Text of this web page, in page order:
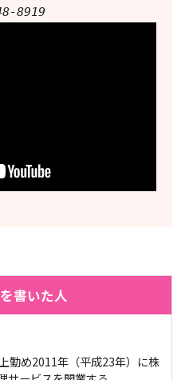
書いた人
勤め2011年（平成23年）に株